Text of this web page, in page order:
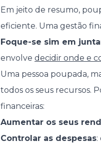
Em jeito de resumo,
eficiente. Uma gestão
Foque-se sim em
envolve decidir onde e
Uma pessoa poupada,
todos os seus recursos.
financeiras:
Aumentar os seus
Controlar as despesas: